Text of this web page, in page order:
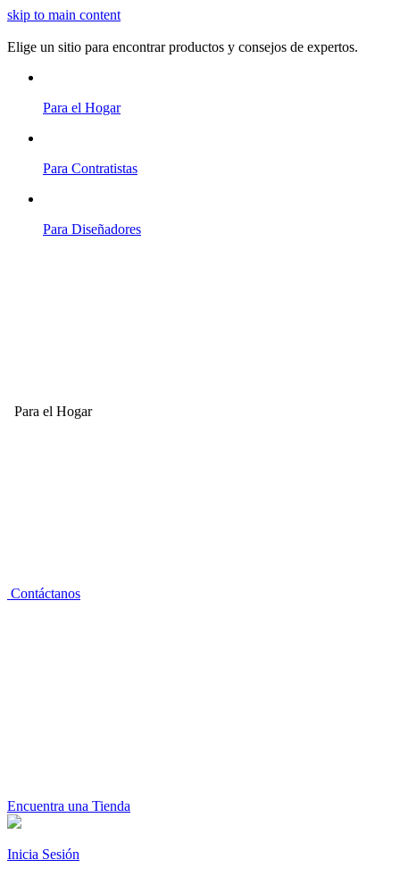
skip to main content
Elige un sitio para encontrar productos y consejos de expertos.
Para el Hogar
Para Contratistas
Para Diseñadores
Para el Hogar
Contáctanos
Encuentra una Tienda
Inicia Sesión